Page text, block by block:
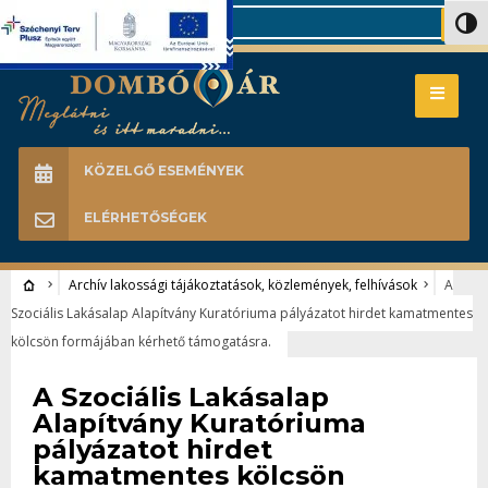
Search
KÖZELGŐ ESEMÉNYEK
ELÉRHETŐSÉGEK
Archív lakossági tájákoztatások, közlemények, felhívások
A
Szociális Lakásalap Alapítvány Kuratóriuma pályázatot hirdet kamatmentes
kölcsön formájában kérhető támogatásra.
A Szociális Lakásalap
Alapítvány Kuratóriuma
pályázatot hirdet
kamatmentes kölcsön